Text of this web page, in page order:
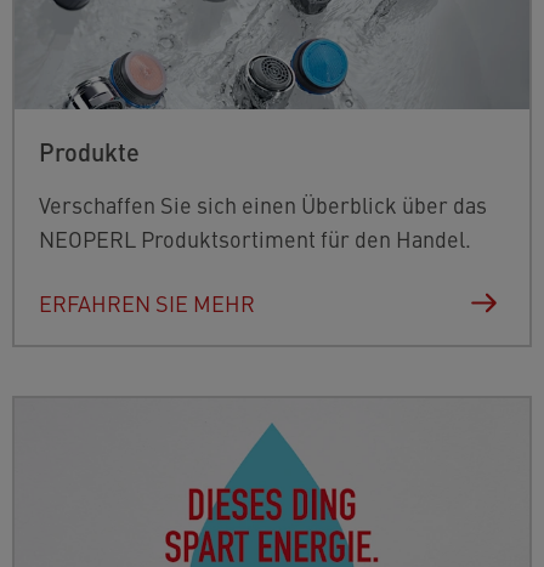
Produkte
Verschaffen Sie sich einen Überblick über das
NEOPERL Produktsortiment für den Handel.
ERFAHREN SIE MEHR